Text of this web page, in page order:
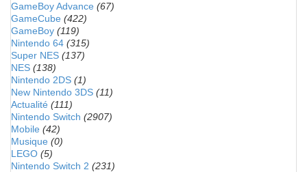
GameBoy Advance (67)
GameCube (422)
GameBoy (119)
Nintendo 64 (315)
Super NES (137)
NES (138)
Nintendo 2DS (1)
New Nintendo 3DS (11)
Actualité (111)
Nintendo Switch (2907)
Mobile (42)
Musique (0)
LEGO (5)
Nintendo Switch 2 (231)